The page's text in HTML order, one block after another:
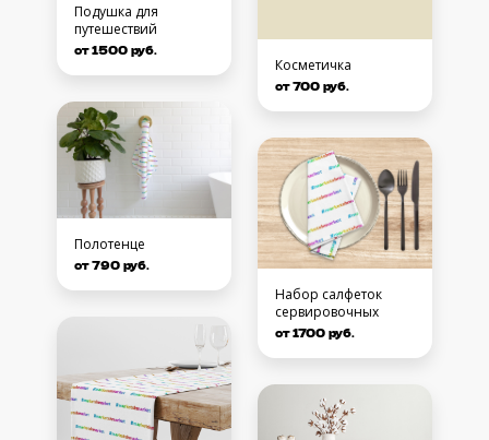
Подушка для
путешествий
от 1500 руб.
Полотенце
от 790 руб.
Косметичка
от 700 руб.
Набор салфеток
сервировочных
от 1700 руб.